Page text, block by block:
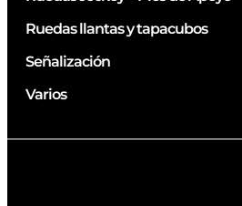
Ruedas llantas y tapacubos
Señalización
Varios